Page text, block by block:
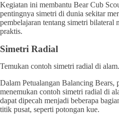
Kegiatan ini membantu Bear Cub
pentingnya simetri di dunia sekitar
pembelajaran tentang simetri bilateral
praktis.
Simetri Radial
Temukan contoh simetri radial di alam.
Dalam Petualangan Balancing Bears,
menemukan contoh simetri radial di
dapat dipecah menjadi beberapa
titik pusat, seperti potongan kue.